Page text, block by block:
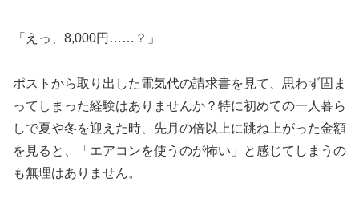
「えっ、8,000円……？」
ポストから取り出した電気代の請求書を見て、思わず固ま
ってしまった経験はありませんか？特に初めての一人暮ら
しで夏や冬を迎えた時、先月の倍以上に跳ね上がった金額
を見ると、「エアコンを使うのが怖い」と感じてしまうの
も無理はありません。